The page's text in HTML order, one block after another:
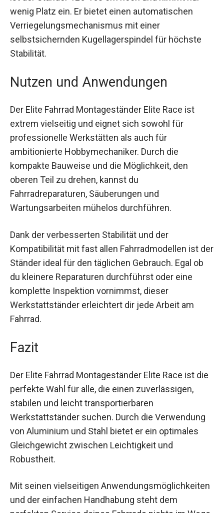
Geschlossen ist der Ständer 125-153 cm hoch
und nimmt nur wenig Platz ein. Er bietet einen
automatischen Verriegelungsmechanismus mit
einer selbstsichernden Kugellagerspindel für
höchste Stabilität.
Nutzen und Anwendungen
Der Elite Fahrrad Montageständer Elite Race ist
extrem vielseitig und eignet sich sowohl für
professionelle Werkstätten als auch für
ambitionierte Hobbymechaniker. Durch die
kompakte Bauweise und die Möglichkeit, den
oberen Teil zu drehen, kannst du
Fahrradreparaturen, Säuberungen und
Wartungsarbeiten mühelos durchführen.
Dank der verbesserten Stabilität und der
Kompatibilität mit fast allen Fahrradmodellen ist
der Ständer ideal für den täglichen Gebrauch. Egal
ob du kleinere Reparaturen durchführst oder eine
komplette Inspektion vornimmst, dieser
Werkstattständer erleichtert dir jede Arbeit am
Fahrrad.
Fazit
Der Elite Fahrrad Montageständer Elite Race ist
die perfekte Wahl für alle, die einen
zuverlässigen, stabilen und leicht
transportierbaren Werkstattständer suchen.
Durch die Verwendung von Aluminium und Stahl
bietet er ein optimales Gleichgewicht zwischen
Leichtigkeit und Robustheit.
Mit seinen vielseitigen
Anwendungsmöglichkeiten und der einfachen